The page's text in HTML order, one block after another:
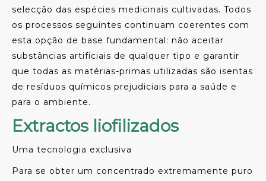
selecção das espécies medicinais cultivadas. Todos
os processos seguintes continuam coerentes com
esta opção de base fundamental: não aceitar
substâncias artificiais de qualquer tipo e garantir
que todas as matérias-primas utilizadas são isentas
de resíduos químicos prejudiciais para a saúde e
para o ambiente.
Extractos liofilizados
Uma tecnologia exclusiva
Para se obter um concentrado extremamente puro